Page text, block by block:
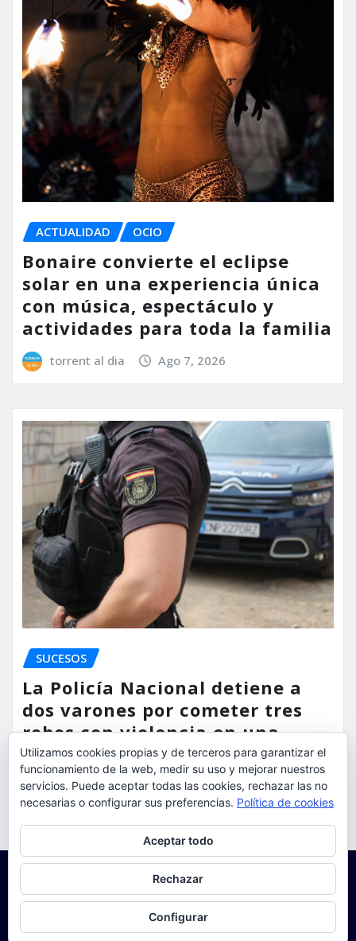
ACTUALIDAD OCIO
Bonaire convierte el eclipse
solar en una experiencia única
con música, espectáculo y
actividades para toda la familia
torrent al dia Ago 7, 2026
SUCESOS
La Policía Nacional detiene a
dos varones por cometer tres
robos con violencia en una
misma mañana
torrent al dia Ago 7, 2026
Utilizamos cookies propias y de terceros para garantizar el
funcionamiento de la web, medir su uso y mejorar nuestros
servicios. Puede aceptar todas las cookies, rechazar las no
necesarias o configurar sus preferencias. Política de cookies
Aceptar todo
Rechazar
Configurar
Para obtener más información, incluido cómo gestionar las cookies,